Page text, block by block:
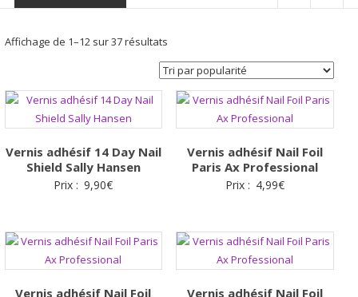
Affichage de 1–12 sur 37 résultatsTrié
par
popularité
Vernis adhésif 14 Day Nail
Shield Sally Hansen
Prix : 9,90€
Vernis adhésif Nail Foil
Paris Ax Professional
Prix : 4,99€
Vernis adhésif Nail Foil
Vernis adhésif Nail Foil